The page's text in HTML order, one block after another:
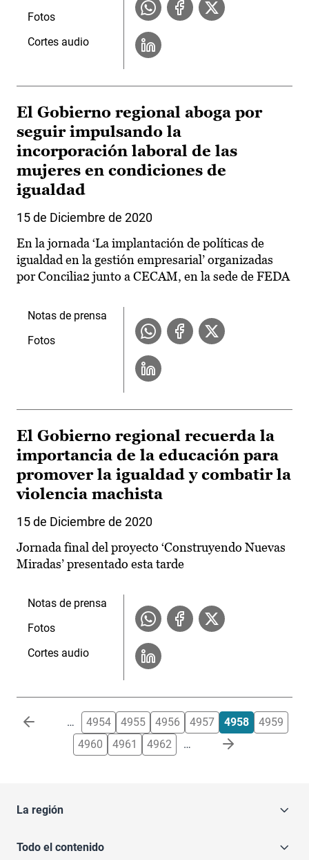
Fotos
Cortes audio
El Gobierno regional aboga por
seguir impulsando la
incorporación laboral de las
mujeres en condiciones de
igualdad
15 de Diciembre de 2020
En la jornada ‘La implantación de políticas de
igualdad en la gestión empresarial’ organizadas
por Concilia2 junto a CECAM, en la sede de FEDA
Notas de prensa
Fotos
El Gobierno regional recuerda la
importancia de la educación para
promover la igualdad y combatir la
violencia machista
15 de Diciembre de 2020
Jornada final del proyecto ‘Construyendo Nuevas
Miradas’ presentado esta tarde
Notas de prensa
Fotos
Cortes audio
Paginación … 4954 4955 4956 4957 4958
4959
4960
4961 4962 …
La región
Todo el contenido